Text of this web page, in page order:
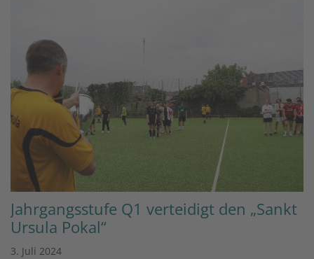
Jahrgangsstufe Q1 verteidigt den „Sankt
Ursula Pokal“
3. Juli 2024